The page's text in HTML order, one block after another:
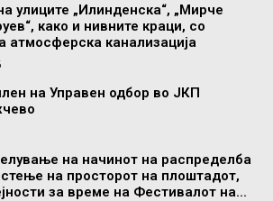
улиците „Илинденска“, „Мирче
како и нивните краци, со
атмосферска канализација
на Управен одбор во ЈКП
на начинот на распределба
на просторот на плоштадот,
за време на Фестивалот на...